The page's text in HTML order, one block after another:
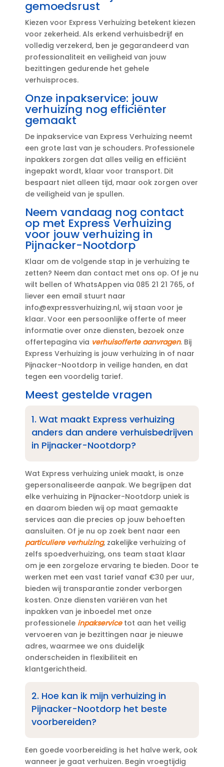
gemoedsrust
Kiezen voor Express Verhuizing betekent kiezen
voor zekerheid.​ Als erkend verhuisbedrijf en
volledig verzekerd, ben je gegarandeerd van
professionaliteit en veiligheid van jouw
bezittingen gedurende het gehele
verhuisproces.​
Onze inpakservice: jouw
verhuizing nog efficiënter
gemaakt
De inpakservice van Express Verhuizing neemt
een grote last van je schouders.​ Professionele
inpakkers zorgen dat alles veilig en efficiënt
ingepakt wordt, klaar voor transport.​ Dit
bespaart niet alleen tijd, maar ook zorgen over
de veiligheid van je spullen.​
Neem vandaag nog contact
op met Express Verhuizing
voor jouw verhuizing in
Pijnacker-Nootdorp
Klaar om de volgende stap in je verhuizing te
zetten? Neem dan contact met ons op.​ Of je nu
wilt bellen of WhatsAppen via 085 21 21 765, of
liever een email stuurt naar
info@expressverhuizing.​nl, wij staan voor je
klaar.​ Voor een persoonlijke offerte of meer
informatie over onze diensten, bezoek onze
offertepagina via verhuisofferte aanvragen.​ Bij
Express Verhuizing is jouw verhuizing in of naar
Pijnacker-Nootdorp in veilige handen, en dat
tegen een voordelig tarief.​
Meest gestelde vragen
1.​ Wat maakt Express verhuizing
anders dan andere verhuisbedrijven
in Pijnacker-Nootdorp?
Wat Express verhuizing uniek maakt, is onze
gepersonaliseerde aanpak.​ We begrijpen dat
elke verhuizing in Pijnacker-Nootdorp uniek is
en daarom bieden wij op maat gemaakte
services aan die precies op jouw behoeften
aansluiten.​ Of je nu op zoek bent naar een
particuliere verhuizing, zakelijke verhuizing of
zelfs spoedverhuizing, ons team staat klaar
om je een zorgeloze ervaring te bieden.​ Door te
werken met een vast tarief vanaf €30 per uur,
bieden wij transparantie zonder verborgen
kosten.​ Onze diensten variëren van het
inpakken van je inboedel met onze
professionele inpakservicetot aan het veilig
vervoeren van je bezittingen naar je nieuwe
adres, waarmee we ons duidelijk
onderscheiden in flexibiliteit en
klantgerichtheid.​
2.​ Hoe kan ik mijn verhuizing in
Pijnacker-Nootdorp het beste
voorbereiden?
Een goede voorbereiding is het halve werk, ook
wanneer je gaat verhuizen.​ Begin vroegtijdig